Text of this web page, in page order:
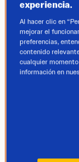
experiencia.
Al hacer clic en
mejorar el
preferencias,
contenido
cualquier
información en